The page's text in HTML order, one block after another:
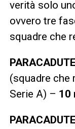
verità solo
ovvero tre
squadre che
(squadre che
Serie A) – 10